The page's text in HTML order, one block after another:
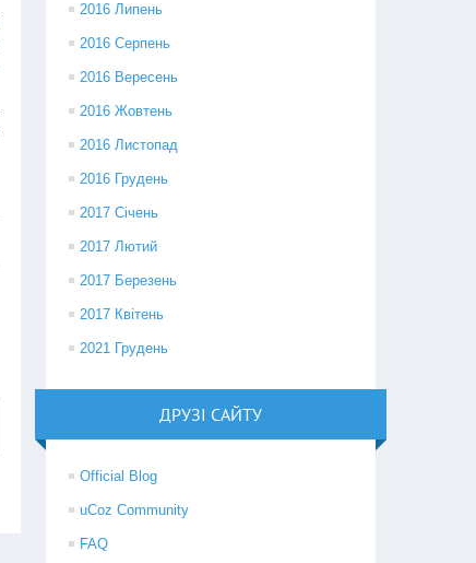
2016 Липень
2016 Серпень
2016 Вересень
2016 Жовтень
2016 Листопад
2016 Грудень
2017 Січень
2017 Лютий
2017 Березень
2017 Квітень
2021 Грудень
ДРУЗІ САЙТУ
Official Blog
uCoz Community
FAQ